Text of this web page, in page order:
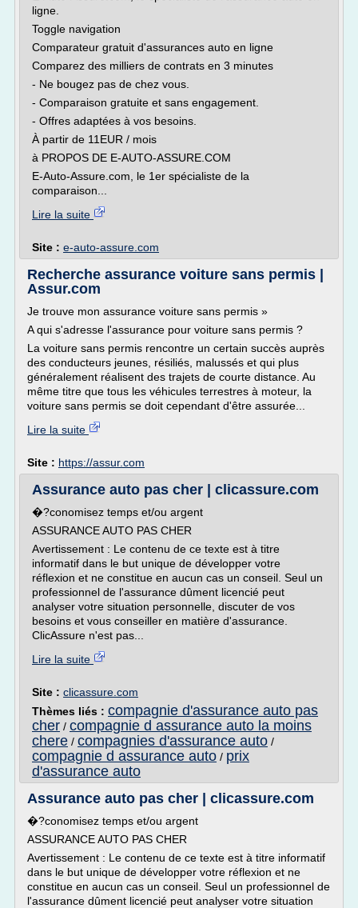
ligne.
Toggle navigation
Comparateur gratuit d'assurances auto en ligne
Comparez des milliers de contrats en 3 minutes
- Ne bougez pas de chez vous.
- Comparaison gratuite et sans engagement.
- Offres adaptées à vos besoins.
À partir de 11EUR / mois
à PROPOS DE E-AUTO-ASSURE.COM
E-Auto-Assure.com, le 1er spécialiste de la
comparaison...
Lire la suite
Site : e-auto-assure.com
Recherche assurance voiture sans permis |
Assur.com
Je trouve mon assurance voiture sans permis »
A qui s'adresse l'assurance pour voiture sans permis ?
La voiture sans permis rencontre un certain succès auprès
des conducteurs jeunes, résiliés, malussés et qui plus
généralement réalisent des trajets de courte distance. Au
même titre que tous les véhicules terrestres à moteur, la
voiture sans permis se doit cependant d'être assurée...
Lire la suite
Site : https://assur.com
Assurance auto pas cher | clicassure.com
�?conomisez temps et/ou argent
ASSURANCE AUTO PAS CHER
Avertissement : Le contenu de ce texte est à titre
informatif dans le but unique de développer votre
réflexion et ne constitue en aucun cas un conseil. Seul un
professionnel de l'assurance dûment licencié peut
analyser votre situation personnelle, discuter de vos
besoins et vous conseiller en matière d'assurance.
ClicAssure n'est pas...
Lire la suite
Site : clicassure.com
Thèmes liés : compagnie d'assurance auto pas
cher / compagnie d assurance auto la moins
chere / compagnies d'assurance auto /
compagnie d assurance auto / prix
d'assurance auto
Assurance auto pas cher | clicassure.com
�?conomisez temps et/ou argent
ASSURANCE AUTO PAS CHER
Avertissement : Le contenu de ce texte est à titre informatif
dans le but unique de développer votre réflexion et ne
constitue en aucun cas un conseil. Seul un professionnel de
l'assurance dûment licencié peut analyser votre situation